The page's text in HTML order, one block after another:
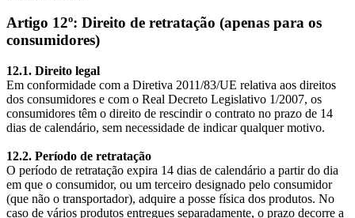
Artigo 12º: Direito de retratação (apenas para os
consumidores)
12.1. Direito legal
Em conformidade com a Diretiva 2011/83/UE relativa aos direitos
dos consumidores e com o Real Decreto Legislativo 1/2007, os
consumidores têm o direito de rescindir o contrato no prazo de 14
dias de calendário, sem necessidade de indicar qualquer motivo.
12.2. Período de retratação
O período de retratação expira 14 dias de calendário a partir do dia
em que o consumidor, ou um terceiro designado pelo consumidor
(que não o transportador), adquire a posse física dos produtos. No
caso de vários produtos entregues separadamente, o prazo decorre a